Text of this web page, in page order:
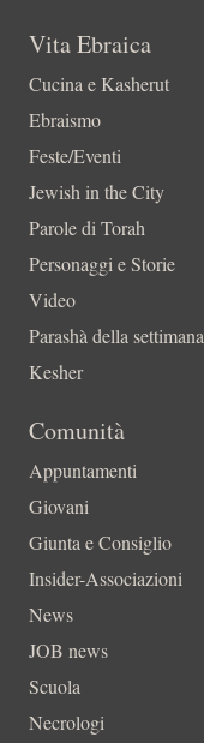
Vita Ebraica
Cucina e Kasherut
Ebraismo
Feste/Eventi
Jewish in the City
Parole di Torah
Personaggi e Storie
Video
Parashà della settimana
Kesher
Comunità
Appuntamenti
Giovani
Giunta e Consiglio
Insider-Associazioni
News
JOB news
Scuola
Necrologi